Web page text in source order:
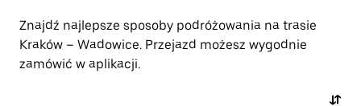
Znajdź najlepsze sposoby podróżowania na trasie
Kraków – Wadowice. Przejazd możesz wygodnie
zamówić w aplikacji.